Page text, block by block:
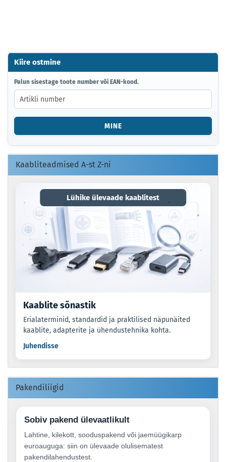
Kiire ostmine
PALUN
SISESTAGE
TOOTE
NUMBER
VÕI
KOOD.
Palun sisestage toote number või EAN-kood.
MINE
Kaabliteadmised A-st Z-ni
Lühike ülevaade kaablitest
Kaablite sõnastik
Erialaterminid, standardid ja praktilised näpunäited
kaablite, adapterite ja ühendustehnika kohta.
Juhendisse
Pakendiliigid
Sobiv pakend ülevaatlikult
Lahtine, kilekott, sooduspakend või jaemüügikarp
euroauguga: siin on ülevaade olulisematest
pakendilahendustest.